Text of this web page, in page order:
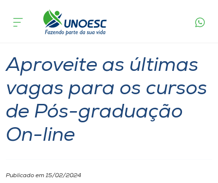
Cursos
Atendimento ao Estudante
Portal de Ensino
acontece
Especialização
Aproveite as últimas
vagas para os cursos
de Pós-graduação
On-line
Publicado em 15/02/2024